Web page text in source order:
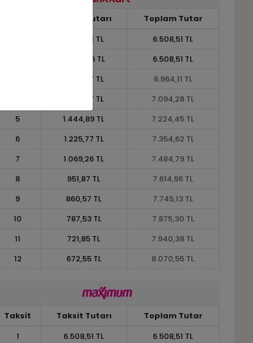
Taksit Tutarı
Toplam Tutar
6.508,51 TL
6.508,51 TL
3.254,26 TL
6.508,51 TL
2.321,37 TL
6.964,11 TL
1.773,57 TL
7.094,28 TL
5
1.444,89 TL
7.224,45 TL
6
1.225,77 TL
7.354,62 TL
7
1.069,26 TL
7.484,79 TL
8
951,87 TL
7.614,96 TL
9
860,57 TL
7.745,13 TL
10
787,53 TL
7.875,30 TL
11
721,85 TL
7.940,38 TL
12
672,55 TL 8.070,55 TL
Taksit Taksit Tutarı
Toplam Tutar
1
6.508,51 TL
6.508,51 TL